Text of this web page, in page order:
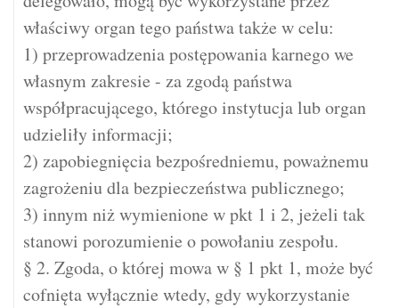
właściwy organ tego państwa także w celu:
1) przeprowadzenia postępowania karnego we
własnym zakresie - za zgodą państwa
współpracującego, którego instytucja lub organ
udzieliły informacji;
2) zapobiegnięcia bezpośredniemu, poważnemu
zagrożeniu dla bezpieczeństwa publicznego;
3) innym niż wymienione w pkt 1 i 2, jeżeli tak
stanowi porozumienie o powołaniu zespołu.
§ 2. Zgoda, o której mowa w § 1 pkt 1, może być
cofnięta wyłącznie wtedy, gdy wykorzystanie